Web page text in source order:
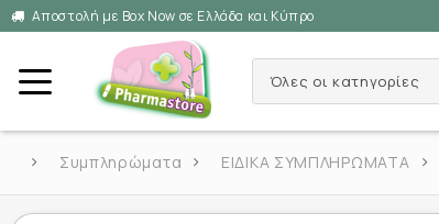
Αποστολή με Box Now σε Ελλάδα και Κύπρο
Όλες οι κατηγορίες
Συμπληρώματα ΕΙΔΙΚΑ ΣΥΜΠΛΗΡΩΜΑΤΑ